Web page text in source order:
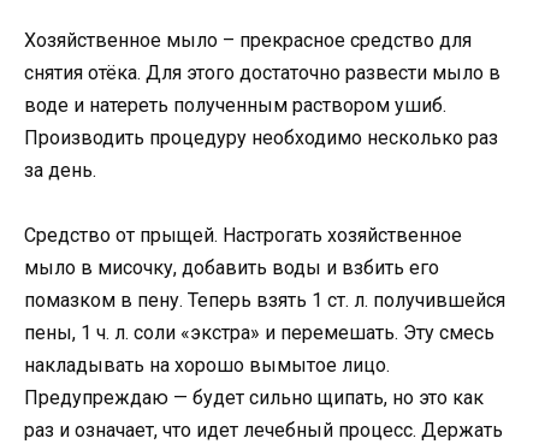
Хозяйственное мыло – прекрасное средство для
снятия отёка. Для этого достаточно развести мыло в
воде и натереть полученным раствором ушиб.
Производить процедуру необходимо несколько раз
за день.
Средство от прыщей. Настрогать хозяйственное
мыло в мисочку, добавить воды и взбить его
помазком в пену. Теперь взять 1 ст. л. получившейся
пены, 1 ч. л. соли «экстра» и перемешать. Эту смесь
накладывать на хорошо вымытое лицо.
Предупреждаю — будет сильно щипать, но это как
раз и означает, что идет лечебный процесс. Держать